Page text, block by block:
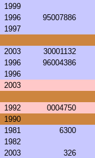
1999
1996
95007886
1997
2003
30001132
1996
96004386
1996
2003
1992
0004750
1990
1981
6300
1982
2003
326